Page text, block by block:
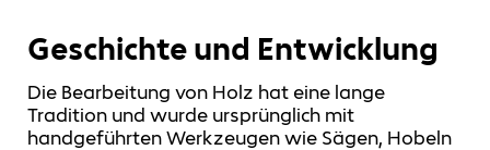
Geschichte und Entwicklung
Die Bearbeitung von Holz hat eine lange
Tradition und wurde ursprünglich mit
handgeführten Werkzeugen wie Sägen, Hobeln